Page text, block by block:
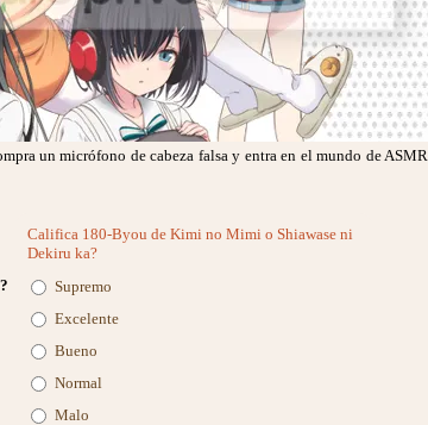
un micrófono de cabeza falsa y entra en el mundo de ASMR.
Califica 180-Byou de Kimi no Mimi o Shiawase ni
Dekiru ka?
Supremo
Excelente
Bueno
Normal
Malo